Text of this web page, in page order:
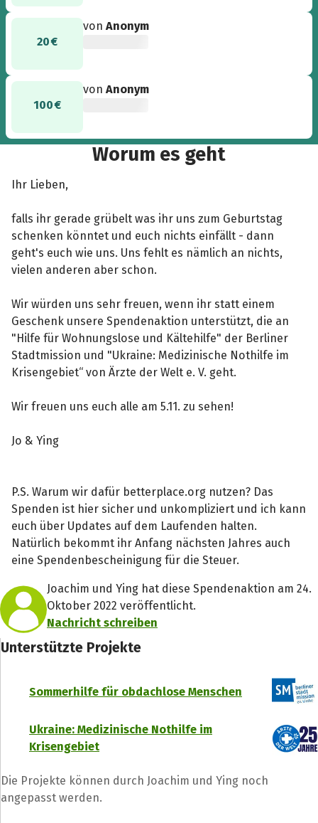
20 €
vonAnonym
100 €
vonAnonym
Worum es geht
Ihr Lieben,
falls ihr gerade grübelt was ihr uns zum Geburtstag
schenken könntet und euch nichts einfällt - dann
geht's euch wie uns. Uns fehlt es nämlich an nichts,
vielen anderen aber schon.
Wir würden uns sehr freuen, wenn ihr statt einem
Geschenk unsere Spendenaktion unterstützt, die an
"Hilfe für Wohnungslose und Kältehilfe" der Berliner
Stadtmission und "Ukraine: Medizinische Nothilfe im
Krisengebiet“ von Ärzte der Welt e. V. geht.
Wir freuen uns euch alle am 5.11. zu sehen!
Jo & Ying
P.S. Warum wir dafür betterplace.org nutzen? Das
Spenden ist hier sicher und unkompliziert und ich kann
euch über Updates auf dem Laufenden halten.
Natürlich bekommt ihr Anfang nächsten Jahres auch
eine Spendenbescheinigung für die Steuer.
Joachim und Ying hat diese Spendenaktion am 24.
Oktober 2022 veröffentlicht.
Nachricht schreiben
Unterstützte Projekte
Sommerhilfe für obdachlose Menschen
Ukraine: Medizinische Nothilfe im
Krisengebiet
Die Projekte können durch Joachim und Ying noch
angepasst werden.
Teile die Spendenaktion
Hilf mit noch mehr Spenden zu sammeln!